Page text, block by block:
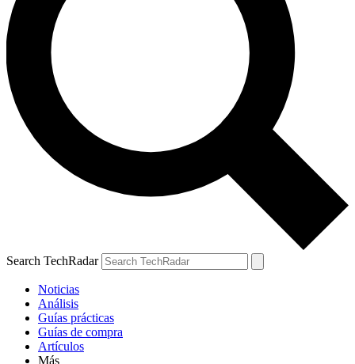
Search TechRadar
Noticias
Análisis
Guías prácticas
Guías de compra
Artículos
Más